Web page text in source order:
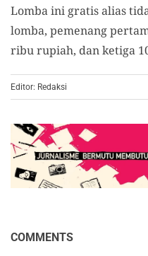
Lomba ini gratis alias
lomba, pemenang
ribu rupiah, dan ketiga
Editor: Redaksi
COMMENTS